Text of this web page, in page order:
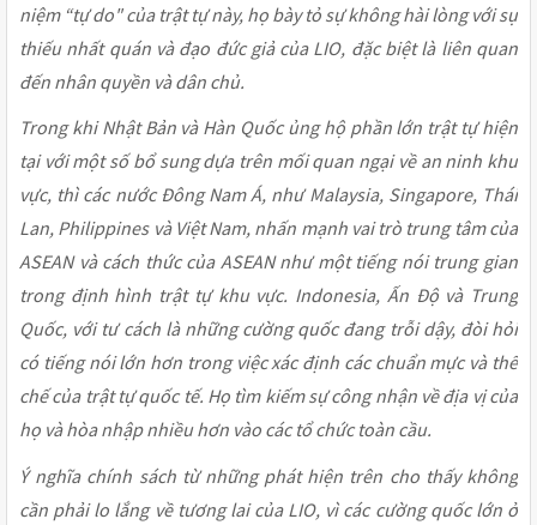
niệm “tự do" của trật tự này, họ bày tỏ sự không hài lòng với sự
thiếu nhất quán và đạo đức giả của LIO, đặc biệt là liên quan
đến nhân quyền và dân chủ.
Trong khi Nhật Bản và Hàn Quốc ủng hộ phần lớn trật tự hiện
tại với một số bổ sung dựa trên mối quan ngại về an ninh khu
vực, thì các nước Đông Nam Á, như Malaysia, Singapore, Thái
Lan, Philippines và Việt Nam, nhấn mạnh vai trò trung tâm của
ASEAN và cách thức của ASEAN như một tiếng nói trung gian
trong định hình trật tự khu vực. Indonesia, Ấn Độ và Trung
Quốc, với tư cách là những cường quốc đang trỗi dậy, đòi hỏi
có tiếng nói lớn hơn trong việc xác định các chuẩn mực và thể
chế của trật tự quốc tế. Họ tìm kiếm sự công nhận về địa vị của
họ và hòa nhập nhiều hơn vào các tổ chức toàn cầu.
Ý nghĩa chính sách từ những phát hiện trên cho thấy không
cần phải lo lắng về tương lai của LIO, vì các cường quốc lớn ở